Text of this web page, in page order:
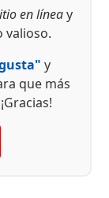
en líneay
valioso.
y
que más